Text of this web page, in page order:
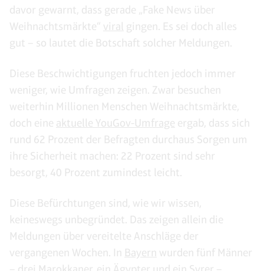
davor gewarnt, dass gerade „Fake News über
Weihnachtsmärkte“ viral gingen. Es sei doch alles
gut – so lautet die Botschaft solcher Meldungen.
Diese Beschwichtigungen fruchten jedoch immer
weniger, wie Umfragen zeigen. Zwar besuchen
weiterhin Millionen Menschen Weihnachtsmärkte,
doch eine aktuelle YouGov-Umfrage ergab, dass sich
rund 62 Prozent der Befragten durchaus Sorgen um
ihre Sicherheit machen: 22 Prozent sind sehr
besorgt, 40 Prozent zumindest leicht.
Diese Befürchtungen sind, wie wir wissen,
keineswegs unbegründet. Das zeigen allein die
Meldungen über vereitelte Anschläge der
vergangenen Wochen. In Bayern wurden fünf Männer